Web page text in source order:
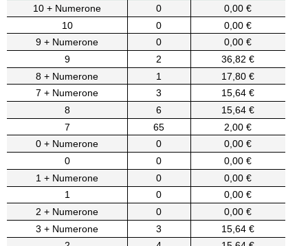
10 + Numerone
0
0,00 €
10
0
0,00 €
9 + Numerone
0
0,00 €
9
2
36,82 €
8 + Numerone
1
17,80 €
7 + Numerone
3
15,64 €
8
6
15,64 €
7
65
2,00 €
0 + Numerone
0
0,00 €
0
0
0,00 €
1 + Numerone
0
0,00 €
1
0
0,00 €
2 + Numerone
0
0,00 €
3 + Numerone
3
15,64 €